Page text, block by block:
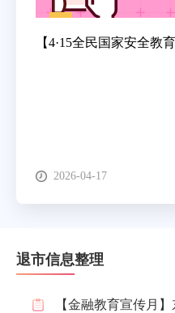
2026-04-17
退市信息整理
【金融教育宣传月